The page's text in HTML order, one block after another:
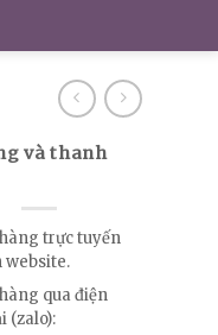
và thanh
trực tuyến
website.
qua điện
(zalo):